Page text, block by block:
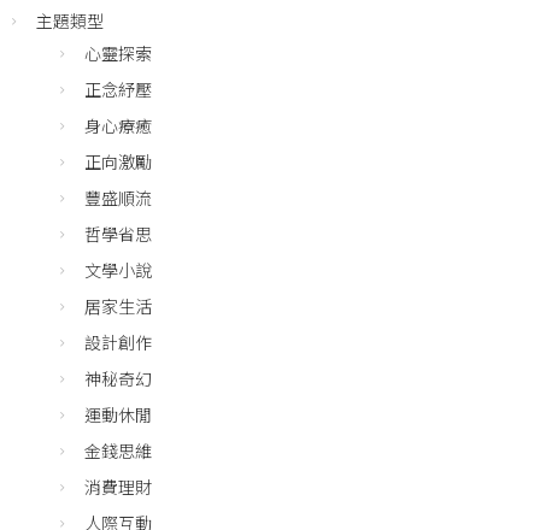
主題類型
心靈探索
正念紓壓
身心療癒
正向激勵
豐盛順流
哲學省思
文學小說
居家生活
設計創作
神秘奇幻
運動休閒
金錢思維
消費理財
人際互動